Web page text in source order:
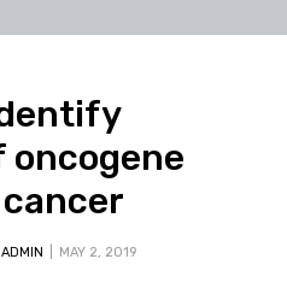
oncogene
ADMIN MAY 2, 2019